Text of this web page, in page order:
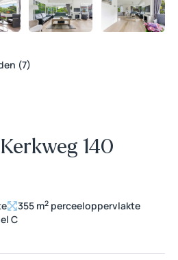
(7)
140
355 m2 perceeloppervlakte
C